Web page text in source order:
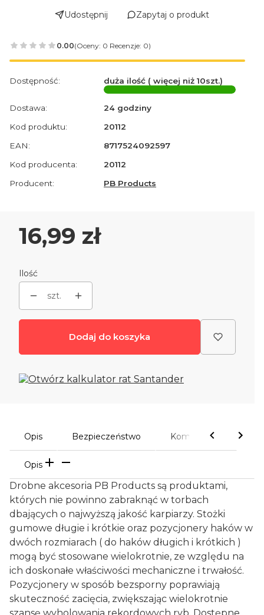
Udostępnij Zapytaj o produkt
0.00(Oceny: 0 Recenzje: 0)
Dostępność: duża ilość ( więcej niż 10szt.)
Dostawa:
24 godziny
Kod produktu:
20112
EAN:
8717524092597
Kod producenta:
20112
Producent:
PB Products
Cena
16,99 zł
Ilość
szt.
Dodaj do koszyka
Opis Bezpieczeństwo Komentarze
Opis
Drobne akcesoria PB Products są produktami,
których nie powinno zabraknąć w torbach
dbających o najwyższą jakość karpiarzy. Stożki
gumowe długie i krótkie oraz pozycjonery haków w
dwóch rozmiarach ( do haków długich i krótkich )
mogą być stosowane wielokrotnie, ze względu na
ich doskonałe właściwości mechaniczne i trwałość.
Pozycjonery w sposób bezsporny poprawiają
skuteczność zacięcia, zwiększając wielokrotnie